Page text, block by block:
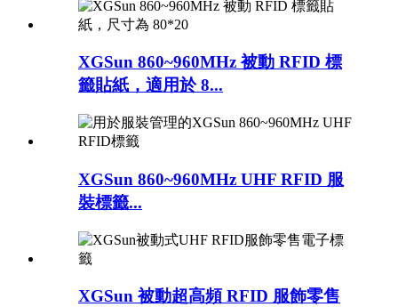
XGSun 860~960MHz 被動 RFID 標
籤貼紙，適用於 8...
XGSun 860~960MHz UHF RFID 服
裝標籤...
XGSun 被動超高頻 RFID 服飾零售